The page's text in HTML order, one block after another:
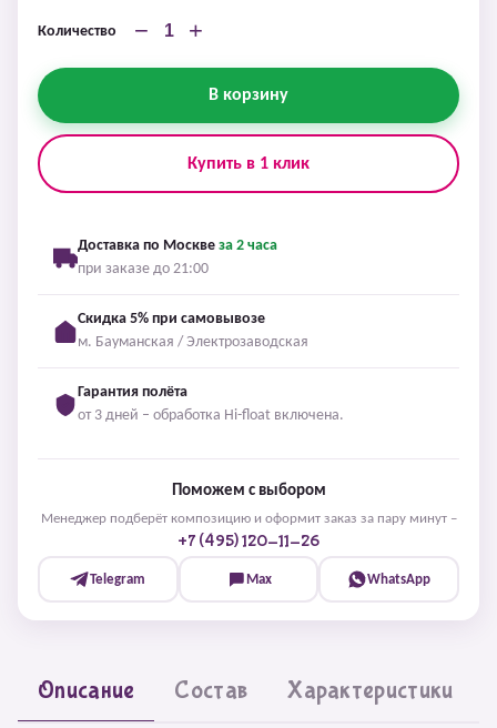
Количество − +
В корзину
Купить в 1 клик
Доставка по Москве за 2 часа
при заказе до 21:00
Скидка 5% при самовывозе
м. Бауманская / Электрозаводская
Гарантия полёта
от 3 дней – обработка Hi-float включена.
Поможем с выбором
Менеджер подберёт композицию и оформит заказ за пару минут –
+7 (495) 120-11-26
Telegram Max WhatsApp
Описание Состав Характеристики